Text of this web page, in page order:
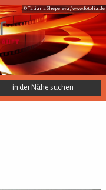
© Tatiana Shepeleva /www.fotolia.de